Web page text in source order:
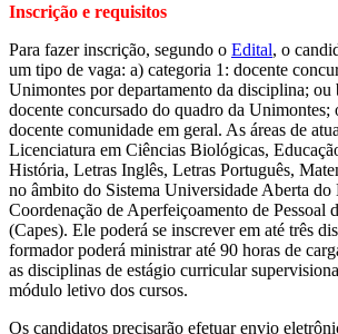
Inscrição e requisitos
Para fazer inscrição, segundo o Edital, o
um tipo de vaga: a) categoria 1: docente
Unimontes por departamento da disciplina; ou
docente concursado do quadro da Unimontes;
docente comunidade em geral. As áreas de
Licenciatura em Ciências Biológicas,
História, Letras Inglês, Letras Português,
no âmbito do Sistema Universidade Aberta
Coordenação de Aperfeiçoamento de Pessoal
(Capes). Ele poderá se inscrever em até três
formador poderá ministrar até 90 horas de
as disciplinas de estágio curricular
módulo letivo dos cursos.
Os candidatos precisarão efetuar envio